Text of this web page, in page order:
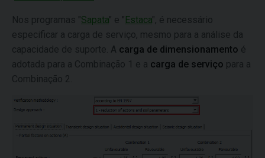
Nos programas "Sapata" e "Estaca", é necessário
especificar a carga de serviço, mesmo para a análise da
capacidade de suporte. A carga de dimensionamento é
adotada para a Combinação 1 e a carga de serviço para a
Combinação 2.